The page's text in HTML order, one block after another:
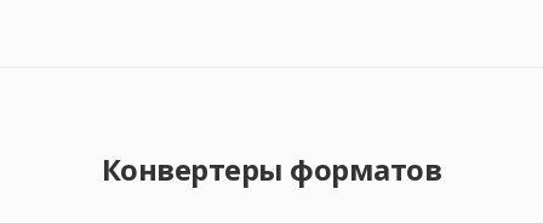
Конвертеры форматов